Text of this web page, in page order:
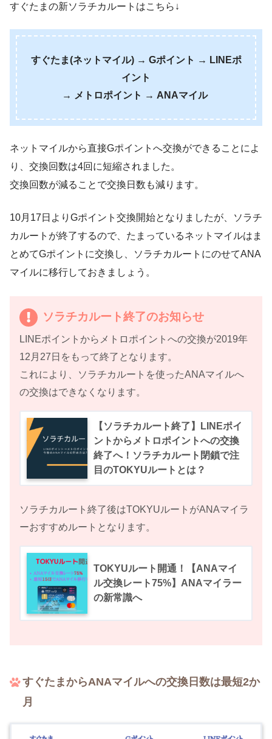
すぐたまの新ソラチカルートはこちら↓
すぐたま(ネットマイル) → Gポイント → LINEポ
イント
→ メトロポイント → ANAマイル
ネットマイルから直接Gポイントへ交換ができることによ
り、交換回数は4回に短縮されました。
交換回数が減ることで交換日数も減ります。
10月17日よりGポイント交換開始となりましたが、ソラチ
カルートが終了するので、たまっているネットマイルはま
とめてGポイントに交換し、ソラチカルートにのせてANA
マイルに移行しておきましょう。
ソラチカルート終了のお知らせ
LINEポイントからメトロポイントへの交換が2019年
12月27日をもって終了となります。
これにより、ソラチカルートを使ったANAマイルへ
の交換はできなくなります。
【ソラチカルート終了】LINEポイ
ントからメトロポイントへの交換
終了へ！ソラチカルート閉鎖で注
目のTOKYUルートとは？
ソラチカルート終了後はTOKYUルートがANAマイラ
ーおすすめルートとなります。
TOKYUルート開通！【ANAマイ
ル交換レート75%】ANAマイラー
の新常識へ
すぐたまからANAマイルへの交換日数は最短2か
月